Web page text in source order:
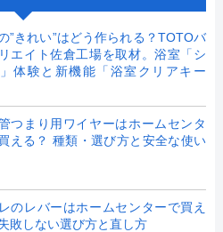
”きれい”はどう作られる？TOTOバ
エイト佐倉工場を取材。浴室「シ
体験と新機能「浴室クリアキー
つまり用ワイヤーはホームセンタ
える？ 種類・選び方と安全な使い
のレバーはホームセンターで買え
敗しない選び方と直し方